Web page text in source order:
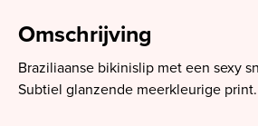
Omschrijving
Braziliaanse bikinislip met een sexy
Subtiel glanzende meerkleurige print.